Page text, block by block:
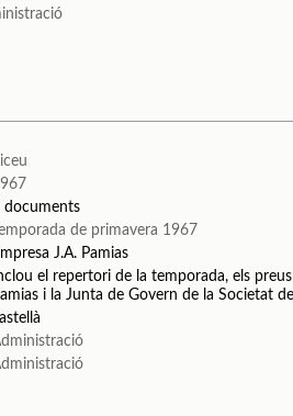
documents
de primavera 1967
J.A. Pamias
el repertori de la temporada, els
i la Junta de Govern de la Societat